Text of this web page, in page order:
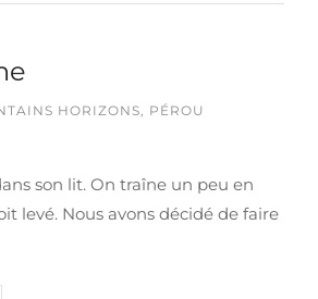
HORIZONS, PÉROU
son lit. On traîne un peu en
levé. Nous avons décidé de faire